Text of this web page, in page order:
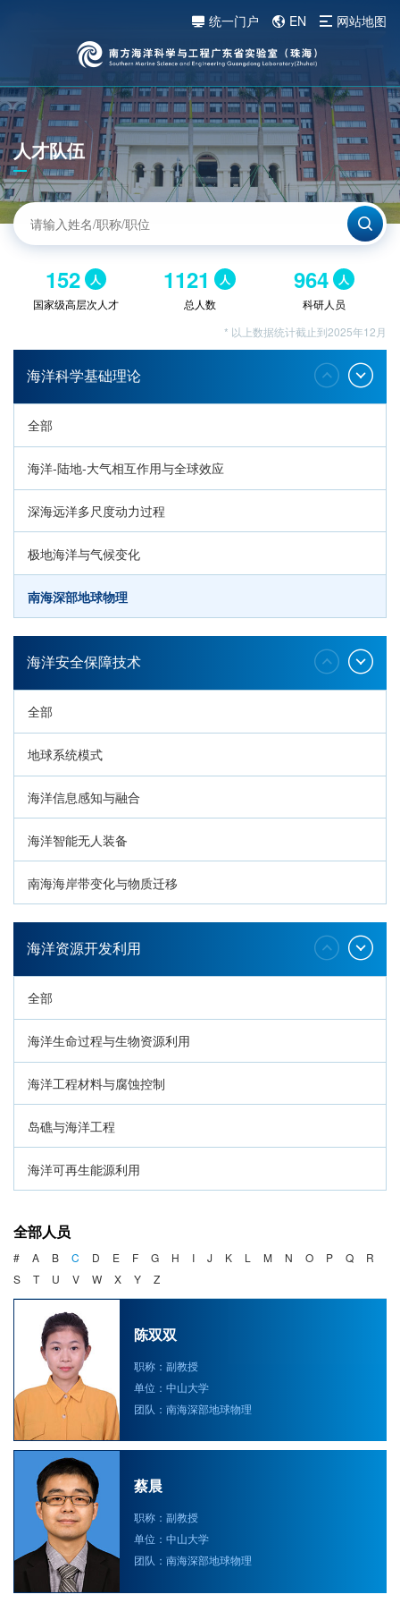
统一门户 EN 网站地图
人才队伍
152 人
国家级高层次人才
1121 人
总人数
964 人
科研人员
* 以上数据统计截止到2025年12月
海洋科学基础理论
全部
海洋-陆地-大气相互作用与全球效应
深海远洋多尺度动力过程
极地海洋与气候变化
南海深部地球物理
深海生命与生态过程
海洋安全保障技术
全部
地球系统模式
海洋信息感知与融合
海洋智能无人装备
南海海岸带变化与物质迁移
环南海地质过程与灾害响应
海洋资源开发利用
全部
海洋生命过程与生物资源利用
海洋工程材料与腐蚀控制
岛礁与海洋工程
海洋可再生能源利用
海洋产业与政策
海洋可持续发展
全部人员
# A B C D E F G H I J K L M N O P Q
R
S
T U V W X Y Z
陈双双
职称：副教授
单位：中山大学
团队：南海深部地球物理
蔡晨
职称：副教授
单位：中山大学
团队：南海深部地球物理